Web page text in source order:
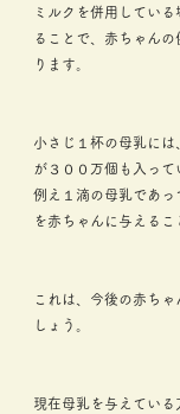
ミルクを併用してい
ることで、赤ちゃん
ります。
小さじ１杯の母乳に
が３００万個も入って
例え１滴の母乳であっ
を赤ちゃんに与えるこ
これは、今後の赤ち
しょう。
現在母乳を与えている